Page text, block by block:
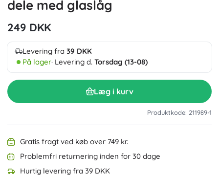
dele med glaslåg
249 DKK
Levering fra 39 DKK
På lager· Levering d. Torsdag (13-08)
Læg i kurv
Produktkode: 211989-1
Gratis fragt ved køb over 749 kr.
Problemfri returnering inden for 30 dage
Hurtig levering fra 39 DKK